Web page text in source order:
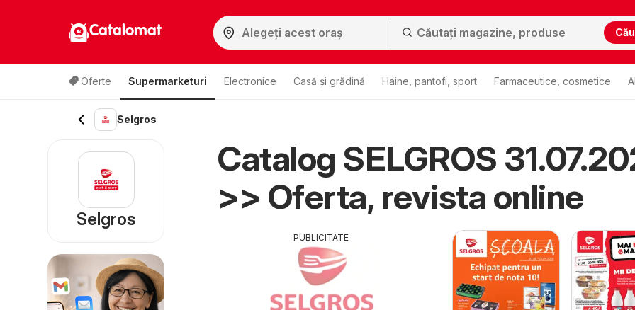
Catalomat
Oferte Supermarketuri Electronice Casă și grădină Haine, pantofi, sport Farmaceutice, cosmetice
Selgros
Catalog SELGROS
>> Oferta, revista online
PUBLICITATE
Selgros